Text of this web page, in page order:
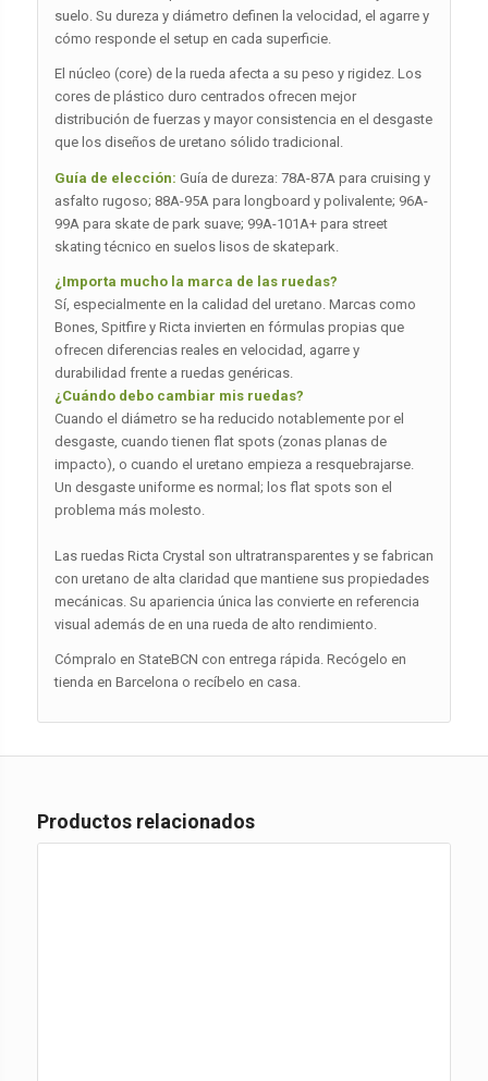
suelo. Su dureza y diámetro definen la velocidad, el agarre y
cómo responde el setup en cada superficie.
El núcleo (core) de la rueda afecta a su peso y rigidez. Los
cores de plástico duro centrados ofrecen mejor
distribución de fuerzas y mayor consistencia en el desgaste
que los diseños de uretano sólido tradicional.
Guía de elección: Guía de dureza: 78A-87A para cruising y
asfalto rugoso; 88A-95A para longboard y polivalente; 96A-
99A para skate de park suave; 99A-101A+ para street
skating técnico en suelos lisos de skatepark.
¿Importa mucho la marca de las ruedas?
Sí, especialmente en la calidad del uretano. Marcas como
Bones, Spitfire y Ricta invierten en fórmulas propias que
ofrecen diferencias reales en velocidad, agarre y
durabilidad frente a ruedas genéricas.
¿Cuándo debo cambiar mis ruedas?
Cuando el diámetro se ha reducido notablemente por el
desgaste, cuando tienen flat spots (zonas planas de
impacto), o cuando el uretano empieza a resquebrajarse.
Un desgaste uniforme es normal; los flat spots son el
problema más molesto.
Las ruedas Ricta Crystal son ultratransparentes y se fabrican
con uretano de alta claridad que mantiene sus propiedades
mecánicas. Su apariencia única las convierte en referencia
visual además de en una rueda de alto rendimiento.
Cómpralo en StateBCN con entrega rápida. Recógelo en
tienda en Barcelona o recíbelo en casa.
Productos relacionados